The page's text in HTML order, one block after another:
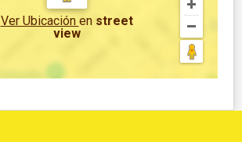
Ver Ubicación en street
view